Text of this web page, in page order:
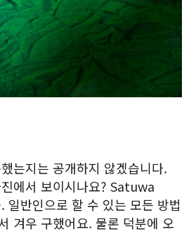
는지는 공개하지 않겠습니다.
에서 보이시나요? Satuwa
반인으로 할 수 있는 모든 방법
겨우 구했어요. 물론 덕분에 오